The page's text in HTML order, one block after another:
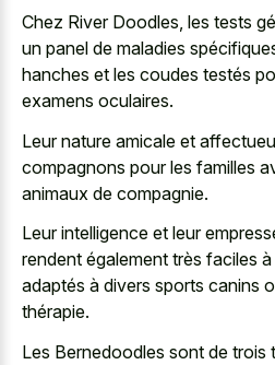
Chez River Doodles, les tests
un panel de maladies
hanches et les coudes testés
examens oculaires.
Leur nature amicale et
compagnons pour les familles
animaux de compagnie.
Leur intelligence et leur
rendent également très faciles
adaptés à divers sports canins
thérapie.
Les Bernedoodles sont de trois